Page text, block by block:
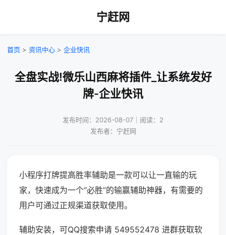
宁赶网
首页 > 资讯中心 > 企业快讯
全盘实战!微乐山西麻将插件_让系统发好
牌-企业快讯
发布时间：2026-08-07｜阅读：2
发布者：宁赶网
小程序打牌提高胜率辅助是一款可以让一直输的玩
家，快速成为一个“必胜”的输赢辅助神器，有需要的
用户可通过正规渠道获取使用。
辅助安装，可QQ搜索申请 549552478 进群获取软